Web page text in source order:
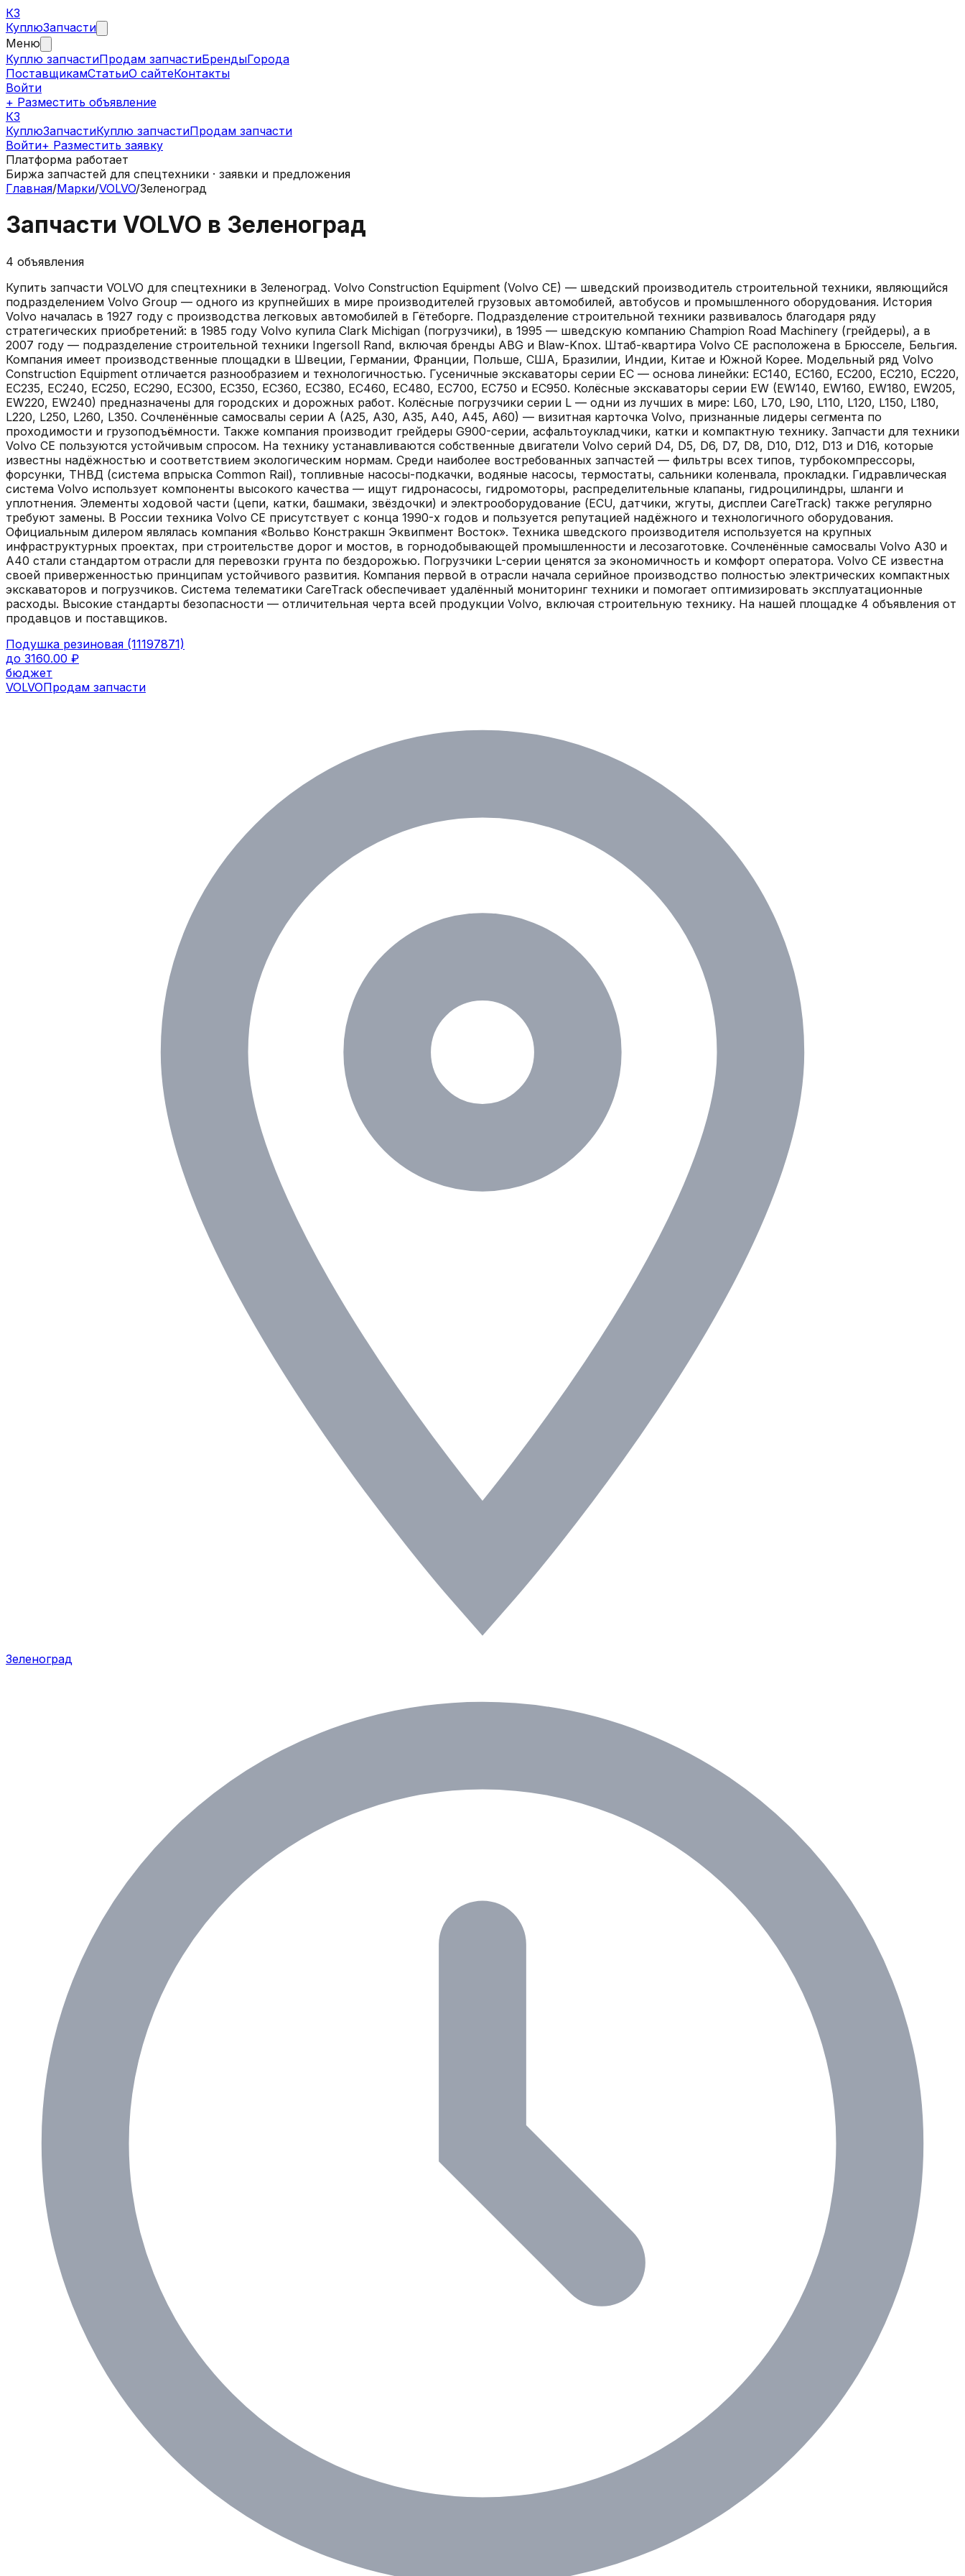
КЗ
КуплюЗапчасти
Меню
Куплю запчастиПродам запчастиБрендыГорода
ПоставщикамСтатьиО сайтеКонтакты
Войти
+ Разместить объявление
КЗ
КуплюЗапчастиКуплю запчастиПродам запчасти
Войти+ Разместить заявку
Платформа работает
Биржа запчастей для спецтехники · заявки и предложения
Главная/Марки/VOLVO/Зеленоград
Запчасти VOLVO в Зеленоград
4 объявления
Купить запчасти VOLVO для спецтехники в Зеленоград. Volvo Construction Equipment (Volvo CE) — шведский производитель строительной техники, являющийся
подразделением Volvo Group — одного из крупнейших в мире производителей грузовых автомобилей, автобусов и промышленного оборудования. История
Volvo началась в 1927 году с производства легковых автомобилей в Гётеборге. Подразделение строительной техники развивалось благодаря ряду
стратегических приобретений: в 1985 году Volvo купила Clark Michigan (погрузчики), в 1995 — шведскую компанию Champion Road Machinery (грейдеры), а в
2007 году — подразделение строительной техники Ingersoll Rand, включая бренды ABG и Blaw-Knox. Штаб-квартира Volvo CE расположена в Брюсселе, Бельгия.
Компания имеет производственные площадки в Швеции, Германии, Франции, Польше, США, Бразилии, Индии, Китае и Южной Корее. Модельный ряд Volvo
Construction Equipment отличается разнообразием и технологичностью. Гусеничные экскаваторы серии EC — основа линейки: EC140, EC160, EC200, EC210, EC220,
EC235, EC240, EC250, EC290, EC300, EC350, EC360, EC380, EC460, EC480, EC700, EC750 и EC950. Колёсные экскаваторы серии EW (EW140, EW160, EW180, EW205,
EW220, EW240) предназначены для городских и дорожных работ. Колёсные погрузчики серии L — одни из лучших в мире: L60, L70, L90, L110, L120, L150, L180,
L220, L250, L260, L350. Сочленённые самосвалы серии A (A25, A30, A35, A40, A45, A60) — визитная карточка Volvo, признанные лидеры сегмента по
проходимости и грузоподъёмности. Также компания производит грейдеры G900-серии, асфальтоукладчики, катки и компактную технику. Запчасти для техники
Volvo CE пользуются устойчивым спросом. На технику устанавливаются собственные двигатели Volvo серий D4, D5, D6, D7, D8, D10, D12, D13 и D16, которые
известны надёжностью и соответствием экологическим нормам. Среди наиболее востребованных запчастей — фильтры всех типов, турбокомпрессоры,
форсунки, ТНВД (система впрыска Common Rail), топливные насосы-подкачки, водяные насосы, термостаты, сальники коленвала, прокладки. Гидравлическая
система Volvo использует компоненты высокого качества — ищут гидронасосы, гидромоторы, распределительные клапаны, гидроцилиндры, шланги и
уплотнения. Элементы ходовой части (цепи, катки, башмаки, звёздочки) и электрооборудование (ECU, датчики, жгуты, дисплеи CareTrack) также регулярно
требуют замены. В России техника Volvo CE присутствует с конца 1990-х годов и пользуется репутацией надёжного и технологичного оборудования.
Официальным дилером являлась компания «Вольво Констракшн Эквипмент Восток». Техника шведского производителя используется на крупных
инфраструктурных проектах, при строительстве дорог и мостов, в горнодобывающей промышленности и лесозаготовке. Сочленённые самосвалы Volvo A30 и
A40 стали стандартом отрасли для перевозки грунта по бездорожью. Погрузчики L-серии ценятся за экономичность и комфорт оператора. Volvo CE известна
своей приверженностью принципам устойчивого развития. Компания первой в отрасли начала серийное производство полностью электрических компактных
экскаваторов и погрузчиков. Система телематики CareTrack обеспечивает удалённый мониторинг техники и помогает оптимизировать эксплуатационные
расходы. Высокие стандарты безопасности — отличительная черта всей продукции Volvo, включая строительную технику. На нашей площадке 4 объявления от
продавцов и поставщиков.
Подушка резиновая (11197871)
до 3160.00 ₽
бюджет
VOLVOПродам запчасти
Зеленоград